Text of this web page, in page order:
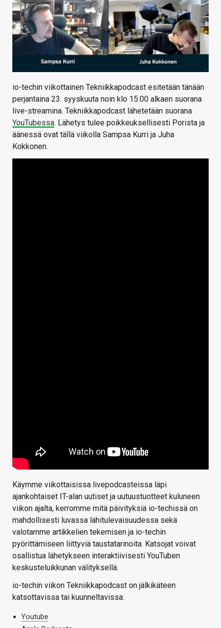
HAKU
io-techin viikottainen Tekniikkapodcast esitetään tänään
perjantaina 23. syyskuuta noin klo 15:00 alkaen suorana
live-streamina. Tekniikkapodcast lähetetään suorana
YouTubessa. Lähetys tulee poikkeuksellisesti Porista ja
äänessä ovat tällä viikolla Sampsa Kurri ja Juha
Kokkonen.
Käymme viikottaisissa livepodcasteissa läpi
ajankohtaiset IT-alan uutiset ja uutuustuotteet kuluneen
viikon ajalta, kerromme mitä päivityksiä io-techissä on
mahdollisesti luvassa lähitulevaisuudessa sekä
valotamme artikkelien tekemisen ja io-techin
pyörittämiseen liittyviä taustatarinoita. Katsojat voivat
osallistua lähetykseen interaktiivisesti YouTuben
keskusteluikkunan välityksellä.
io-techin viikon Tekniikkapodcast on jälkikäteen
katsottavissa tai kuunneltavissa:
Youtube